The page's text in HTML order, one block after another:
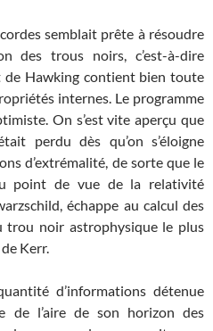
semblait prête à résoudre
des trous noirs, c’est-à-dire
de Hawking contient bien toute
internes. Le programme
On s’est vite aperçu que
perdu dès qu’on s’éloigne
d’extrémalité, de sorte que le
point de vue de la relativité
échappe au calcul des
trou noir astrophysique le plus
Kerr.
d’informations détenue
de l’aire de son horizon des